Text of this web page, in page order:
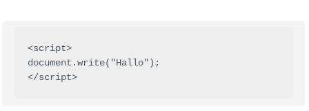
<script>
document.write("Hallo");